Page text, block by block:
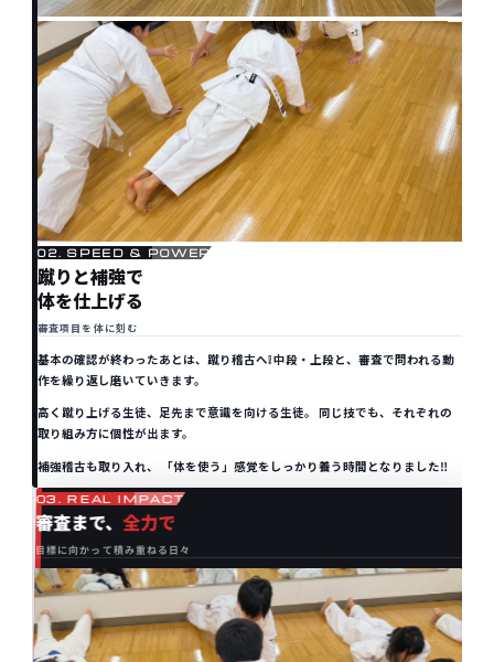
EXAM
02. SPEED & POWER
蹴りと補強で
体を仕上げる
審査項目を体に刻む
基本の確認が終わったあとは、蹴り稽古へ❕ 中段・上段と、審査で問われる動
作を繰り返し磨いていきます。
高く蹴り上げる生徒、足先まで意識を向ける生徒。 同じ技でも、それぞれの
取り組み方に個性が出ます。
補強稽古も取り入れ、 「体を使う」感覚をしっかり養う時間となりました‼️
03. REAL IMPACT
審査まで、全力で
目標に向かって積み重ねる日々